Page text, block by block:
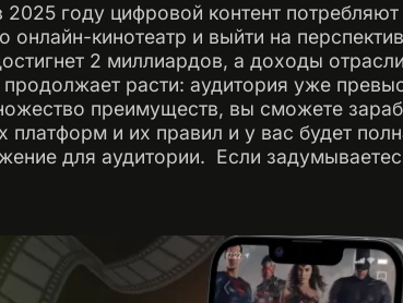
году цифровой контент
онлайн-кинотеатр и выйти на
2 миллиардов, а доходы
расти: аудитория уже
преимуществ, вы сможете
платформ и их правил и у вас будет
для аудитории. ‍ Если